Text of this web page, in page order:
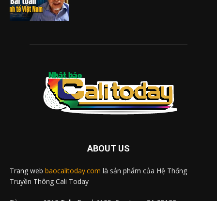
ABOUT US
Trang web baocalitoday.com là sản phẩm của Hệ Thống
Truyền Thông Cali Today